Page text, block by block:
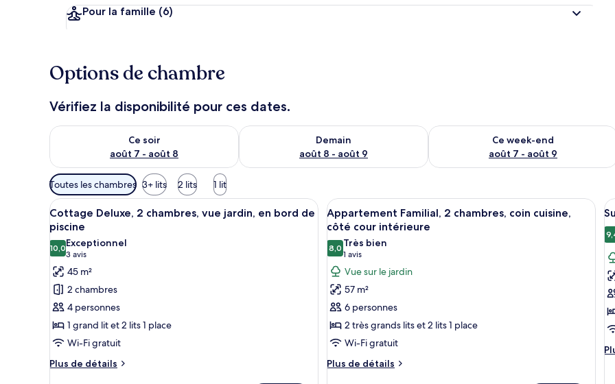
Pour la famille (6)
Options de chambre
Vérifiez la disponibilité pour ces dates.
Ce soir
août 7 - août 8
Vérifier la disponibilité pour ce soir août 7 - août 8
Demain
août 8 - août 9
Vérifier la disponibilité pour demain août 8 - août 9
Ce week-end
août 7 - août 9
Vérifier la disponibilité pour ce week-
Filtres
disponibles
pour
les
chambres
Toutes les chambres 3+ lits 2 lits 1 lit
Afficher
toutes
les
photos
pour
ce
type
de
chambre :
Cottage
Deluxe,
Un lit bien fait, recouvert d’une couverture à motifs floraux et agrémenté de deux oreillers, une lampe de
16
Cottage Deluxe, 2 chambres, vue jardin, en bord de
piscine
10,010,0 sur 10
Exceptionnel
3 avis
(3 avis)
45 m²
2 chambres
4 personnes
1 grand lit et 2 lits 1 place
Wi-Fi gratuit
Plus de détails
Plus
Afficher
toutes
les
photos
pour
ce
type
de
chambre :
Appartement
Familial,
Un lit bien fait, avec une literie
9
Appartement Familial, 2 chambres, coin cuisine,
côté cour intérieure
8,08,0 sur 10
Très bien
1 avis
(1 avis)
Vue sur le jardin
57 m²
6 personnes
2 très grands lits et 2 lits 1 place
Wi-Fi gratuit
Plus de détails
Plus